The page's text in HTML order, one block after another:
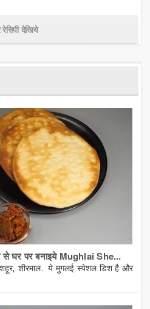
देखिये
से घर पर बनाइये Mughlai She...
शीरमाल. ये मुगलई स्पेशल डिश है और